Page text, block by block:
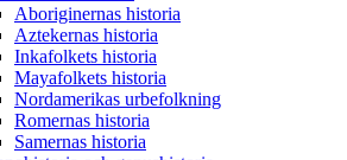
Aboriginernas historia
Aztekernas historia
Inkafolkets historia
Mayafolkets historia
Nordamerikas urbefolkning
Romernas historia
Samernas historia